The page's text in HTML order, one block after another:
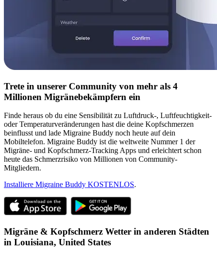
Trete in unserer Community von mehr als 4
Millionen Migränebekämpfern ein
Finde heraus ob du eine Sensibilität zu Luftdruck-, Luftfeuchtigkeit-
oder Temperaturveränderungen hast die deine Kopfschmerzen
beinflusst und lade Migraine Buddy noch heute auf dein
Mobiltelefon. Migraine Buddy ist die weltweite Nummer 1 der
Migräne- und Kopfschmerz-Tracking Apps und erleichtert schon
heute das Schmerzrisiko von Millionen von Community-
Mitgliedern.
Installiere Migraine Buddy KOSTENLOS.
Migräne & Kopfschmerz Wetter in anderen Städten
in Louisiana, United States